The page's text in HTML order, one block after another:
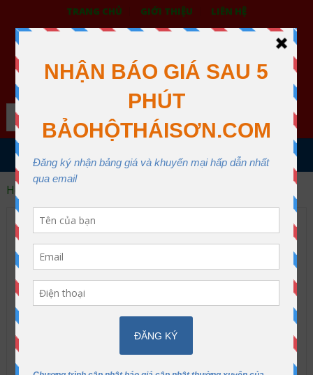
TRANG CHỦ GIỚI THIỆU LIÊN HỆ
BẢO HỘ LAO ĐỘNG THÁI SƠN
XƯỞNG MAY THÁI SƠN QUẬN 12
Search
MENU
Home
Tin an toàn Archive
quần áo công nhân giá rẻ mua ở đâu ?